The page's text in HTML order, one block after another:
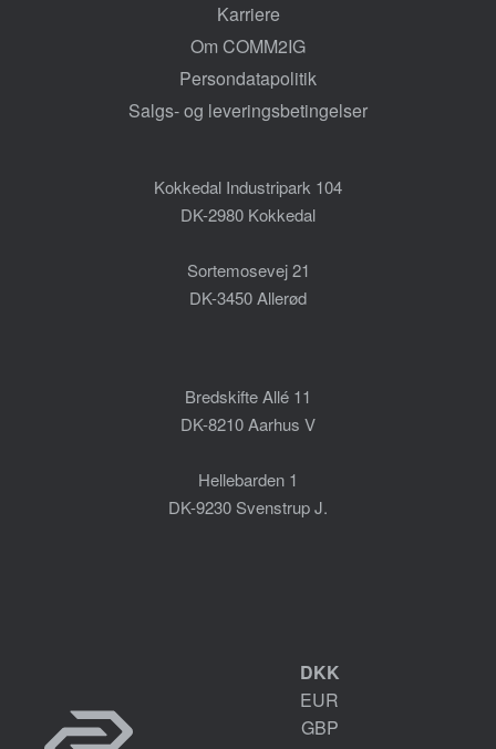
Karriere
Om COMM2IG
Persondatapolitik
Salgs- og leveringsbetingelser
Kokkedal Industripark 104
DK-2980 Kokkedal
Sortemosevej 21
DK-3450 Allerød
Bredskifte Allé 11
DK-8210 Aarhus V
Hellebarden 1
DK-9230 Svenstrup J.
DKK
EUR
GBP